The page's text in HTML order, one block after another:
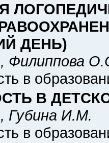
ДЕНЬ)
Филиппова
в
В
Губина И.М.
в